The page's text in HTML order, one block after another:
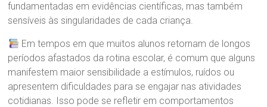
fundamentadas em evidências científicas, mas também
sensíveis às singularidades de cada criança.
Em tempos em que muitos alunos retornam de longos
períodos afastados da rotina escolar, é comum que alguns
manifestem maior sensibilidade a estímulos, ruídos ou
apresentem dificuldades para se engajar nas atividades
cotidianas. Isso pode se refletir em comportamentos